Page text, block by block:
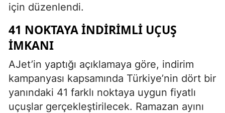
için düzenlendi.
41 NOKTAYA İNDIRIMLI UÇUŞ
İMKANI
AJet’in yaptığı açıklamaya göre, indirim
kampanyası kapsamında Türkiye’nin dört bir
yanındaki 41 farklı noktaya uygun fiyatlı
uçuşlar gerçekleştirilecek. Ramazan ayını